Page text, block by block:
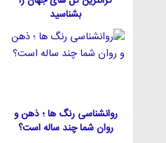
بشناسید
روانشناسی رنگ ها ؛ ذهن و
روان شما چند ساله است؟